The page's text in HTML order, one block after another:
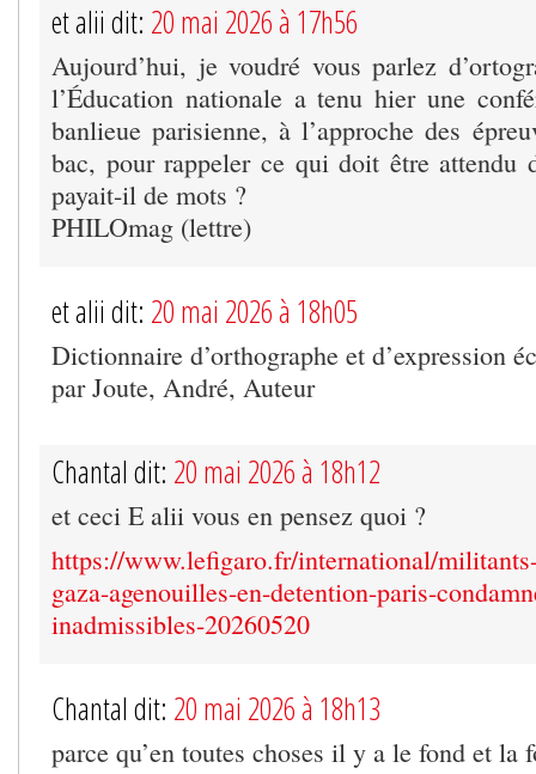
et alii dit: 20 mai 2026 à 17h56
Aujourd’hui, je voudré vous parlez
l’Éducation nationale a tenu hier une
banlieue parisienne, à l’approche des
bac, pour rappeler ce qui doit être attendu
payait-il de mots ?
PHILOmag (lettre)
et alii dit: 20 mai 2026 à 18h05
Dictionnaire d’orthographe et d’expression
par Joute, André, Auteur
Chantal dit: 20 mai 2026 à 18h12
et ceci E alii vous en pensez quoi ?
https://www.lefigaro.fr/international/
gaza-agenouilles-en-detention-paris-
inadmissibles-20260520
Chantal dit: 20 mai 2026 à 18h13
parce qu’en toutes choses il y a le fond et